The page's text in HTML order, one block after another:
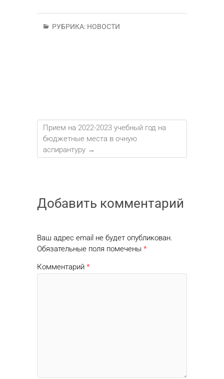
РУБРИКА: НОВОСТИ
Прием на 2022-2023 учебный год на
бюджетные места в очную
аспирантуру →
Добавить комментарий
Ваш адрес email не будет опубликован.
Обязательные поля помечены *
Комментарий *